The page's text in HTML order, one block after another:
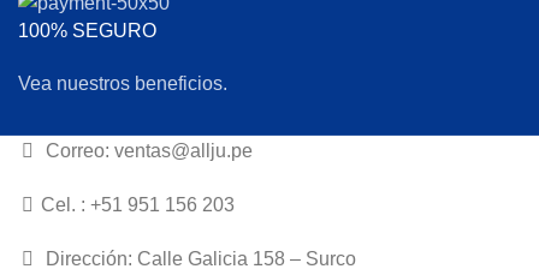
100% SEGURO
Vea nuestros beneficios.
Correo: ventas@allju.pe
Cel. : +51 951 156 203
Dirección: Calle Galicia 158 – Surco